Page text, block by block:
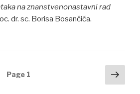
na znanstvenonastavni rad
dr. sc. Borisa Bosančića.
Page 1
Next